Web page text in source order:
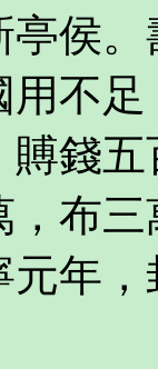
亭侯
不
錢
，布三
年